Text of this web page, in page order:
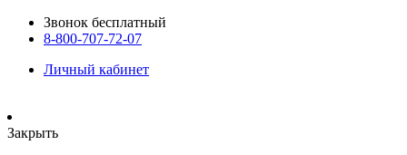
Звонок бесплатный
8-800-707-72-07
Личный кабинет
Закрыть